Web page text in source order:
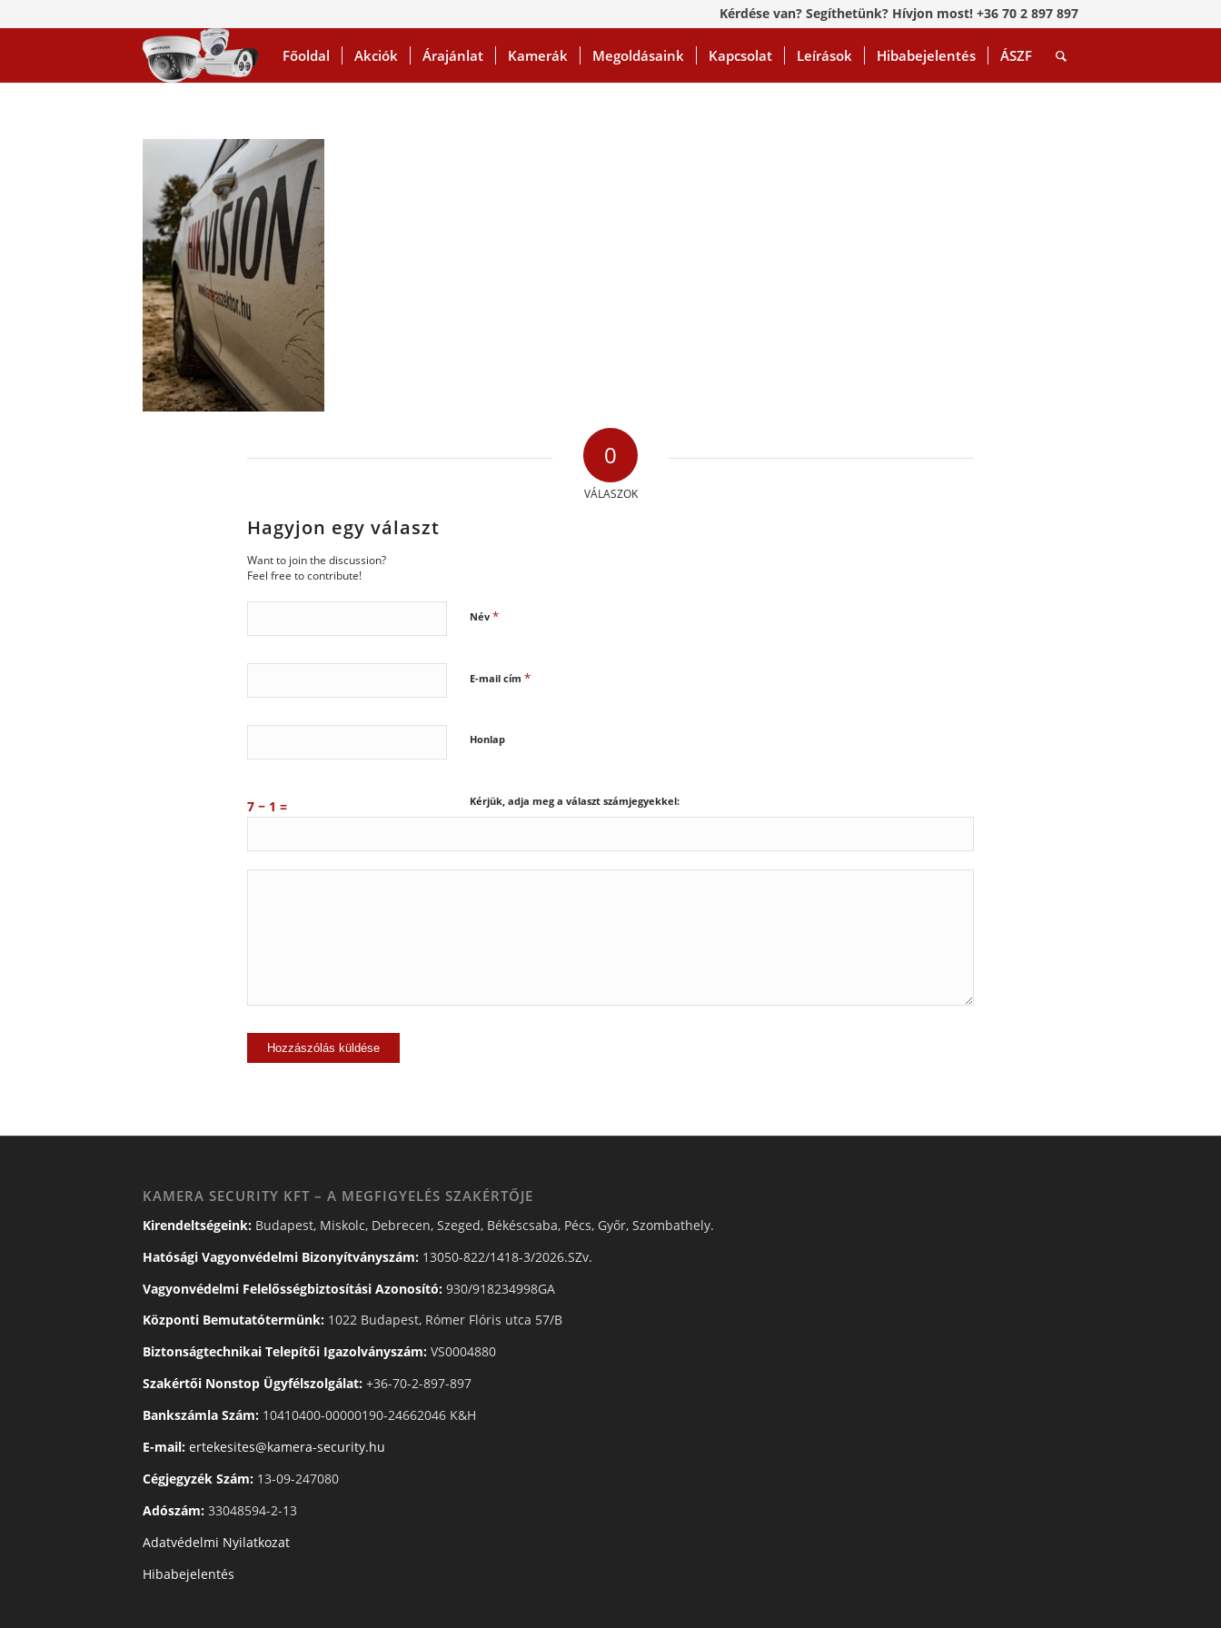
Kérdése van? Segíthetünk? Hívjon most! +36 70 2 897 897
Főoldal Akciók Árajánlat Kamerák Megoldásaink Kapcsolat Leírások Hibabejelentés ÁSZF
0
VÁLASZOK
Hagyjon egy választ
Want to join the discussion?
Feel free to contribute!
Név *
E-mail cím *
Honlap
Kérjük, adja meg a választ számjegyekkel:
7 − 1 =
KAMERA SECURITY KFT – A MEGFIGYELÉS SZAKÉRTŐJE
Kirendeltségeink: Budapest, Miskolc, Debrecen, Szeged, Békéscsaba, Pécs, Győr, Szombathely.
Hatósági Vagyonvédelmi Bizonyítványszám: 13050-822/1418-3/2026.SZv.
Vagyonvédelmi Felelősségbiztosítási Azonosító: 930/918234998GA
Központi Bemutatótermünk: 1022 Budapest, Rómer Flóris utca 57/B
Biztonságtechnikai Telepítői Igazolványszám: VS0004880
Szakértői Nonstop Ügyfélszolgálat: +36-70-2-897-897
Bankszámla Szám: 10410400-00000190-24662046 K&H
E-mail: ertekesites@kamera-security.hu
Cégjegyzék Szám: 13-09-247080
Adószám: 33048594-2-13
Adatvédelmi Nyilatkozat
Hibabejelentés